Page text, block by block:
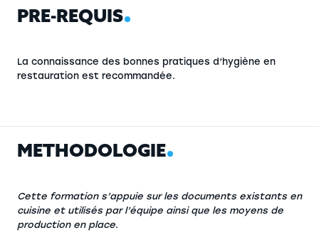
PRÉ-REQUIS
La connaissance des bonnes pratiques d’hygiène en
restauration est recommandée.
MÉTHODOLOGIE
Cette formation s’appuie sur les documents existants en
cuisine et utilisés par l’équipe ainsi que les moyens de
production en place.
Application de la méthode HACCP et des
bonnes pratiques d’hygiène ;
La règlementation : Actualisation du Plan de
Maîtrise Sanitaire (PMS) et son application